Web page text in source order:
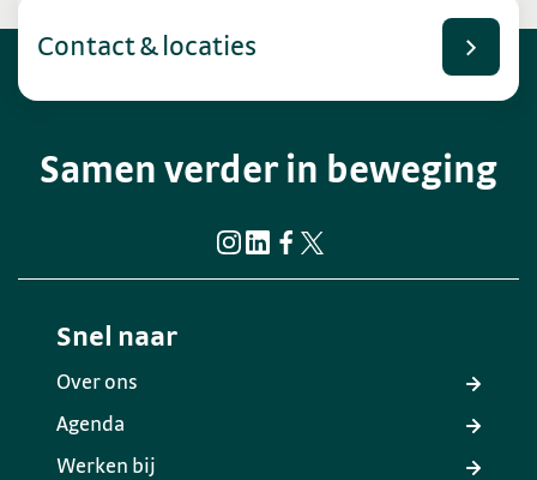
Samen verder in beweging
Contact & locaties
Snel naar
Over ons
Agenda
Werken bij